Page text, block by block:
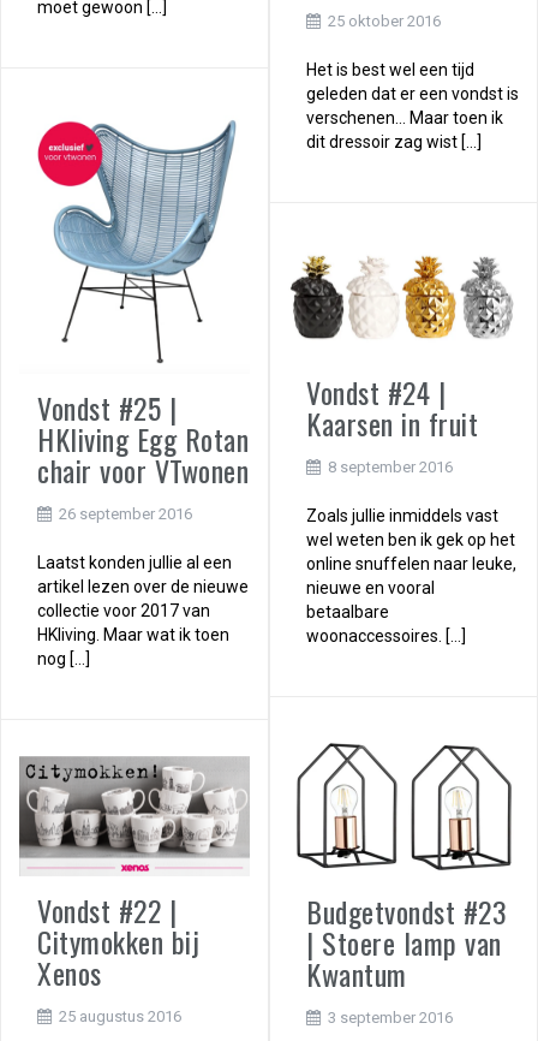
moet gewoon […]
25 oktober 2016
Het is best wel een tijd
geleden dat er een vondst is
verschenen… Maar toen ik
dit dressoir zag wist […]
Vondst #25 |
HKliving Egg Rotan
chair voor VTwonen
26 september 2016
Laatst konden jullie al een
artikel lezen over de nieuwe
collectie voor 2017 van
HKliving. Maar wat ik toen
nog […]
Vondst #24 |
Kaarsen in fruit
8 september 2016
Zoals jullie inmiddels vast
wel weten ben ik gek op het
online snuffelen naar leuke,
nieuwe en vooral
betaalbare
woonaccessoires. […]
Budgetvondst #23
| Stoere lamp van
Kwantum
3 september 2016
Vondst #22 |
Citymokken bij
Xenos
25 augustus 2016